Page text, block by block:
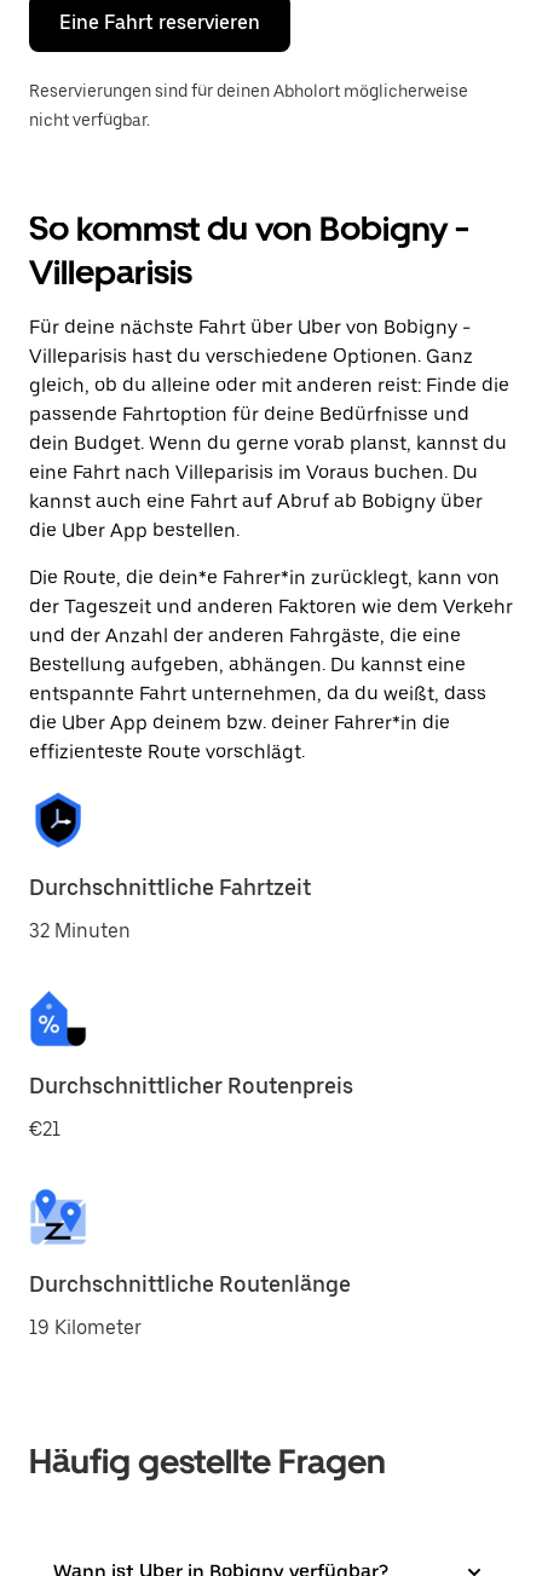
den
Kalender
schließen.
Eine Fahrt reservieren
Reservierungen sind für deinen Abholort möglicherweise
nicht verfügbar.
So kommst du von Bobigny -
Villeparisis
Für deine nächste Fahrt über Uber von Bobigny -
Villeparisis hast du verschiedene Optionen. Ganz
gleich, ob du alleine oder mit anderen reist: Finde die
passende Fahrtoption für deine Bedürfnisse und
dein Budget. Wenn du gerne vorab planst, kannst du
eine Fahrt nach Villeparisis im Voraus buchen. Du
kannst auch eine Fahrt auf Abruf ab Bobigny über
die Uber App bestellen.
Die Route, die dein*e Fahrer*in zurücklegt, kann von
der Tageszeit und anderen Faktoren wie dem Verkehr
und der Anzahl der anderen Fahrgäste, die eine
Bestellung aufgeben, abhängen. Du kannst eine
entspannte Fahrt unternehmen, da du weißt, dass
die Uber App deinem bzw. deiner Fahrer*in die
effizienteste Route vorschlägt.
Durchschnittliche Fahrtzeit
32 Minuten
Durchschnittlicher Routenpreis
€21
Durchschnittliche Routenlänge
19 Kilometer
Häufig gestellte Fragen